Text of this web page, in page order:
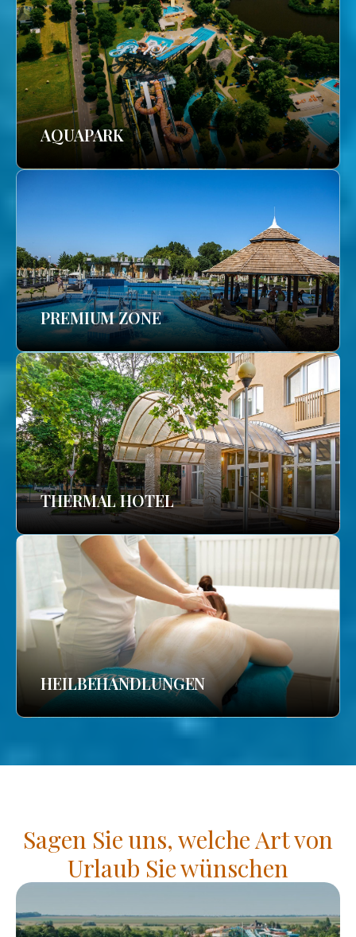
AQUAPARK
PREMIUM ZONE
THERMAL HOTEL
HEILBEHANDLUNGEN
Sagen Sie uns, welche Art von
Urlaub Sie wünschen